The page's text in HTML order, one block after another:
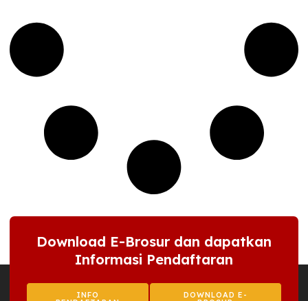
Download E-Brosur dan dapatkan
Informasi Pendaftaran
INFO DOWNLOAD E-